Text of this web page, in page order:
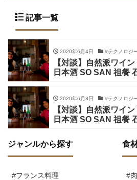
記事一覧
2020年6月4日 #テクノロジ
【対談】自然派ワイ
日本酒 SO SAN 祖餐
2020年6月3日 #テクノロジ
【対談】自然派ワイ
日本酒 SO SAN 祖餐
ジャンルから探す
#フランス料理
食
#肉